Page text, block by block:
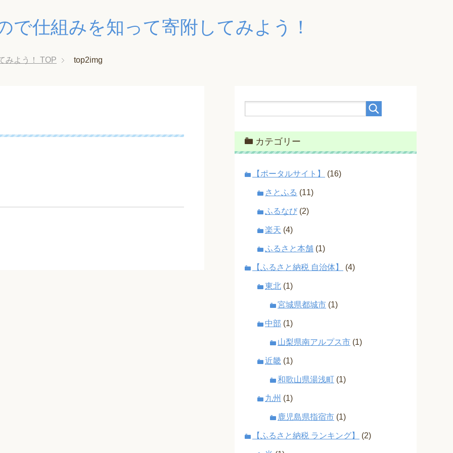
で仕組みを知って寄附してみよう！
みよう！ TOP top2img
カテゴリー
【ポータルサイト】 (16)
さとふる (11)
ふるなび (2)
楽天 (4)
ふるさと本舗 (1)
【ふるさと納税 自治体】 (4)
東北 (1)
宮城県都城市 (1)
中部 (1)
山梨県南アルプス市 (1)
近畿 (1)
和歌山県湯浅町 (1)
九州 (1)
鹿児島県指宿市 (1)
【ふるさと納税 ランキング】 (2)